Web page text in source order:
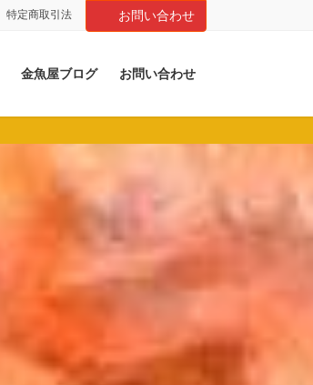
特定商取引法 お問い合わせ
金魚屋ブログ お問い合わせ